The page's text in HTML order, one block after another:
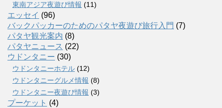
東南アジア夜遊び情報 (11)
エッセイ (96)
バックパッカーのためのパタヤ夜遊び旅行入門 (7)
パタヤ観光案内 (8)
パタヤニュース (22)
ウドンタニー (30)
ウドンタニーホテル (12)
ウドンタニーグルメ情報 (8)
ウドンタニー夜遊び情報 (3)
プーケット (4)